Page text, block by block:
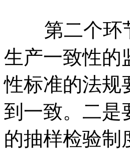
第二个环节
生产一致性的
性标准的法规
到一致。二是
的抽样检验制